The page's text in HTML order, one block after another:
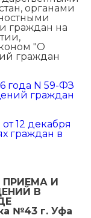
органами
граждан на
"О
граждан
года N 59-ФЗ
граждан
12 декабря
граждан в
И
В
№43 г. Уфа